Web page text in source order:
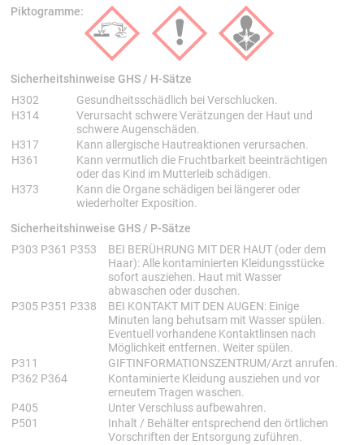
Piktogramme:
Sicherheitshinweise GHS / H-Sätze
Sicherheitshinweise GHSH-Sätze
H302
Gesundheitsschädlich bei Verschlucken.
H314
Verursacht schwere Verätzungen der Haut und
schwere Augenschäden.
H317
Kann allergische Hautreaktionen verursachen.
H361
Kann vermutlich die Fruchtbarkeit beeinträchtigen
oder das Kind im Mutterleib schädigen.
H373
Kann die Organe schädigen bei längerer oder
wiederholter Exposition.
Sicherheitshinweise GHS / P-Sätze
Sicherheitshinweise GHSP-Sätze
P303 P361 P353
BEI BERÜHRUNG MIT DER HAUT (oder dem
Haar): Alle kontaminierten Kleidungsstücke
sofort ausziehen. Haut mit Wasser
abwaschen oder duschen.
P305 P351 P338
BEI KONTAKT MIT DEN AUGEN: Einige
Minuten lang behutsam mit Wasser spülen.
Eventuell vorhandene Kontaktlinsen nach
Möglichkeit entfernen. Weiter spülen.
P311
GIFTINFORMATIONSZENTRUM/Arzt anrufen.
P362 P364
Kontaminierte Kleidung ausziehen und vor
erneutem Tragen waschen.
P405
Unter Verschluss aufbewahren.
P501
Inhalt / Behälter entsprechend den örtlichen
Vorschriften der Entsorgung zuführen.